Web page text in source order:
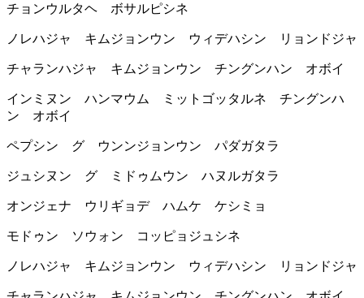
チョンウルタヘ ボサルピシネ
ノレハジャ キムジョンウン ウィデハシン リョンドジャ
チャランハジャ キムジョンウン チングンハン オボイ
インミヌン ハンマウム ミットゴッタルネ チングンハ
ン オボイ
ペプシン グ ウンンジョンウン パダガタラ
ジュシヌン グ ミドゥムウン ハヌルガタラ
オンジェナ ウリギョデ ハムケ ケシミョ
モドゥン ソウォン コッピョジュシネ
ノレハジャ キムジョンウン ウィデハシン リョンドジャ